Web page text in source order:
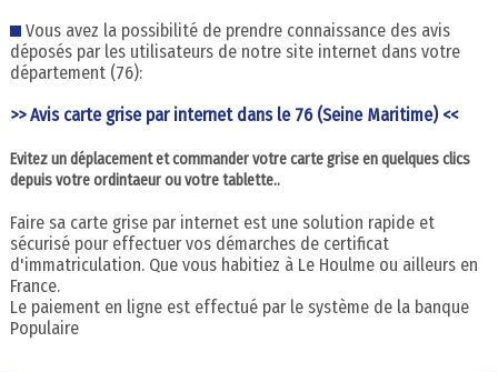
Vous avez la possibilité de prendre connaissance des avis
déposés par les utilisateurs de notre site internet dans votre
département (76):
>> Avis carte grise par internet dans le 76 (Seine Maritime) <<
Evitez un déplacement et commander votre carte grise en quelques clics
depuis votre ordintaeur ou votre tablette..
Faire sa carte grise par internet est une solution rapide et
sécurisé pour effectuer vos démarches de certificat
d'immatriculation. Que vous habitiez à Le Houlme ou ailleurs en
France.
Le paiement en ligne est effectué par le système de la banque
Populaire